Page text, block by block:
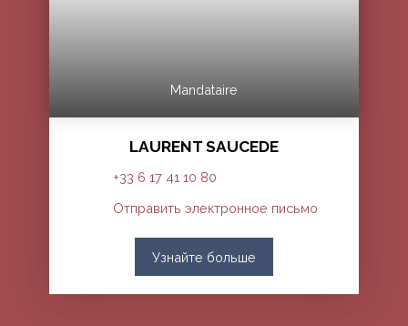
Mandataire
LAURENT SAUCEDE
+33 6 17 41 10 80
Отправить электронное письмо
Узнайте больше